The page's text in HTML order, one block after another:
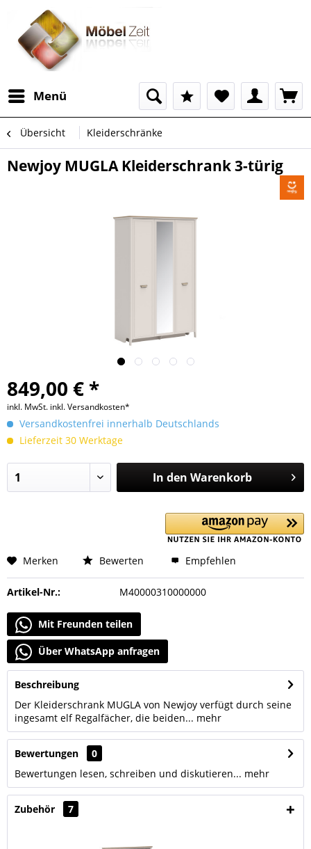
Menü
Übersicht Kleiderschränke
Newjoy MUGLA Kleiderschrank 3-türig
849,00 € *
inkl. MwSt. inkl. Versandkosten*
Versandkostenfrei innerhalb Deutschlands
Lieferzeit 30 Werktage
In den Warenkorb
Merken Bewerten Empfehlen
Artikel-Nr.: M40000310000000
Mit Freunden teilen
Über WhatsApp anfragen
Beschreibung
Der Kleiderschrank MUGLA von Newjoy verfügt durch seine
ingesamt elf Regalfächer, die beiden... mehr
Bewertungen
0
Bewertungen lesen, schreiben und diskutieren... mehr
Zubehör 7